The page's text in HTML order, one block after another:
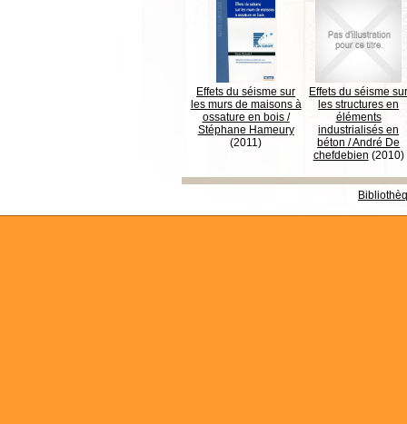
Effets du séisme sur
les murs de maisons à
ossature en bois/
Stéphane Hameury
(2011)
Effets du séisme
les structures en
éléments
industrialisés en
béton /André De
chefdebien (2010)